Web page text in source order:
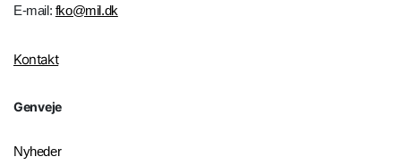
E-mail: fko@mil.dk
Kontakt
Genveje
Nyheder